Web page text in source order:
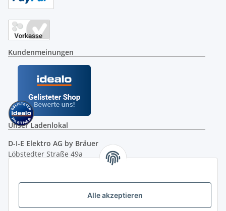
Alle akzeptieren
Kundenmeinungen
Unser Ladenlokal
D-I-E Elektro AG by Bräuer
Löbstedter Straße 49a
( siehe Google-Maps )
Öffnungszeiten:
10.00 - 18.00 Uhr